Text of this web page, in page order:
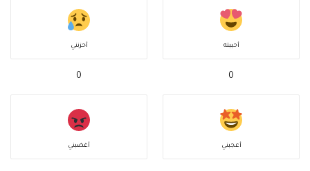
أحببته
0
أحزنني
0
أعجبني أغضبني